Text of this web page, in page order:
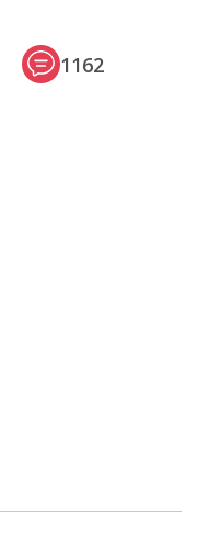
1162